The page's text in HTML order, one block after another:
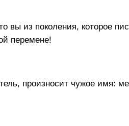
вы из поколения, которое
перемене!
произносит чужое имя: